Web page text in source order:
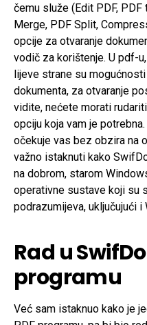
čemu služe (Edit PDF,
Merge, PDF Split,
opcije za otvaranje
vodič za korištenje. U pdf-
lijeve strane su
dokumenta, za otvaranje
vidite, nećete morati
opciju koja vam je
očekuje vas bez obzira na
važno istaknuti kako
na dobrom, starom
operativne sustave koji su
podrazumijeva, uključujući i
Rad u
programu
Već sam istaknuo kako je